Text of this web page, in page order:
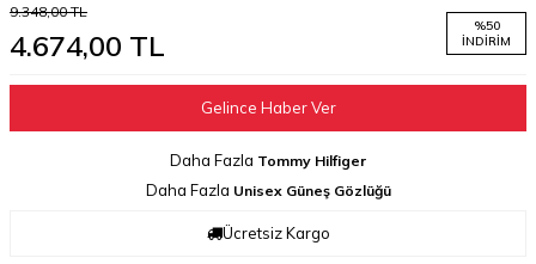
9.348,00TL
4.674,00 TL
%50
İNDIRIM
Gelince Haber Ver
Daha Fazla Tommy Hilfiger
Daha Fazla Unisex Güneş Gözlüğü
Ücretsiz Kargo